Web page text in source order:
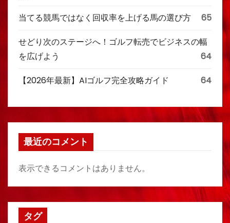
当てる競馬ではなく回収率を上げる馬の選び方 65
せどり次のステージへ！ゴルフ転売でビジネスの幅
を広げよう
64
【2026年最新】AIゴルフ完全攻略ガイド 64
最近のコメント
表示できるコメントはありません。
タグ